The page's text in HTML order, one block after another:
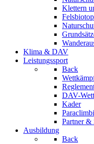
Klettern
Klima & DAV
Leistungssport
Back
DAV-
Kader
Partner &
Ausbildung
Back